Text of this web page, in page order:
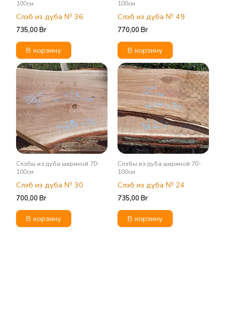
100см
Слэб из дуба № 36
735,00Br
В корзину
100см
Слэб из дуба № 49
770,00Br
В корзину
Слэбы из дуба шириной 70-
100см
Слэб из дуба № 30
700,00Br
В корзину
Слэбы из дуба шириной 70-
100см
Слэб из дуба № 24
735,00Br
В корзину